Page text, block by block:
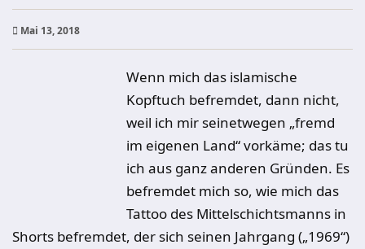
Mai 13, 2018
Wenn mich das islamische
Kopftuch befremdet, dann nicht,
weil ich mir seinetwegen „fremd
im eigenen Land“ vorkäme; das tu
ich aus ganz anderen Gründen. Es
befremdet mich so, wie mich das
Tattoo des Mittelschichtsmanns in
Shorts befremdet, der sich seinen Jahrgang („1969“)